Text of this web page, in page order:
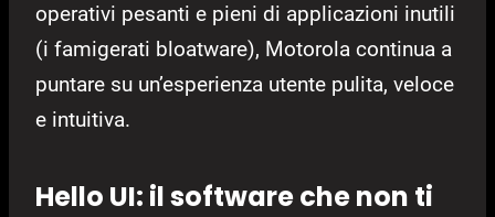
operativi pesanti e pieni di applicazioni inutili
(i famigerati bloatware), Motorola continua a
puntare su un’esperienza utente pulita, veloce
e intuitiva.
Hello UI: il software che non ti